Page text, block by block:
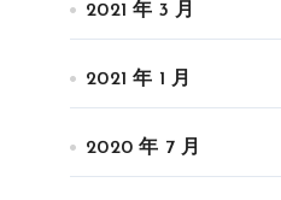
2021 年 3 月
2021 年 1 月
2020 年 7 月